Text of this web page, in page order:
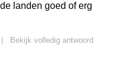
landen goed of erg
Bekijk volledig antwoord